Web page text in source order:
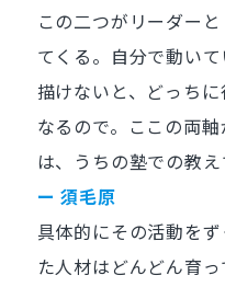
この二つがリーダー
てくる。自分で動い
描けないと、どっち
なるので。ここの両
は、うちの塾での教え
ー 須毛原
具体的にその活動を
た人材はどんどん育